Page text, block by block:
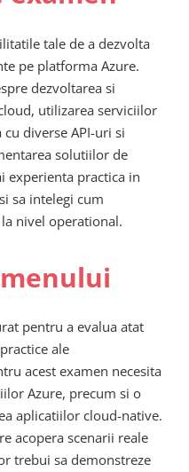
tale de a dezvolta
pe platforma Azure.
dezvoltarea si
utilizarea serviciilor
diverse API-uri si
solutiilor de
experienta practica in
sa intelegi cum
nivel operational.
pentru a evalua atat
ale
acest examen necesita
Azure, precum si o
aplicatiilor cloud-native.
acopera scenarii reale
trebui sa demonstreze